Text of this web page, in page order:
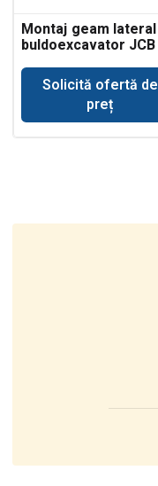
Montaj geam lateral
buldoexcavator JCB
Solicită ofertă de
preț